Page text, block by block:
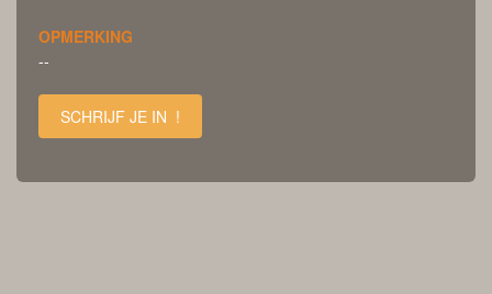
OPMERKING
--
SCHRIJF JE IN !